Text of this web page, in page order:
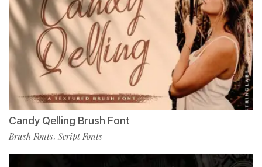
Candy Qelling Brush Font
Brush Fonts, Script Fonts